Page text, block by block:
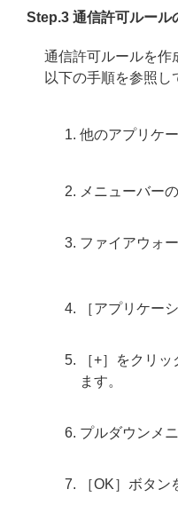
Step.3 通信許可ルール
通信許可ルールを作
以下の手順を参照
他のアプリケ
メニューバー
ファイアウォ
［アプリケー
［+］をクリ
ます。
プルダウンメ
［OK］ボタ